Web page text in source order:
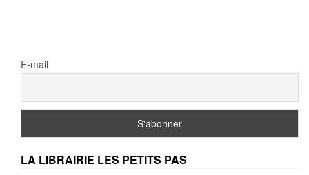
E-mail
LA LIBRAIRIE LES PETITS PAS